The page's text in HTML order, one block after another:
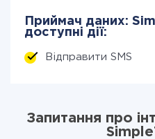
Приймач даних:
доступні дії:
Відправити SMS
Запитання про